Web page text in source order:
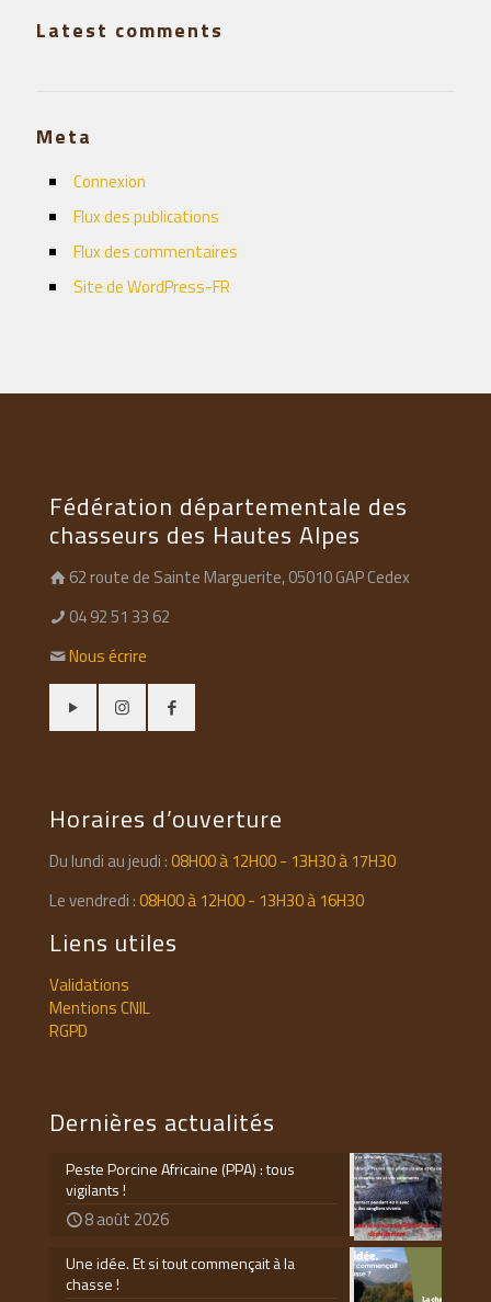
Latest comments
Meta
Connexion
Flux des publications
Flux des commentaires
Site de WordPress-FR
Fédération départementale des
chasseurs des Hautes Alpes
62 route de Sainte Marguerite, 05010 GAP Cedex
04 92 51 33 62
Nous écrire
Horaires d’ouverture
Du lundi au jeudi :08H00 à 12H00 - 13H30 à 17H30
Le vendredi :08H00 à 12H00 - 13H30 à 16H30
Liens utiles
Validations
Mentions CNIL
RGPD
Dernières actualités
Peste Porcine Africaine (PPA) : tous
vigilants !
8 août 2026
Une idée. Et si tout commençait à la
chasse !